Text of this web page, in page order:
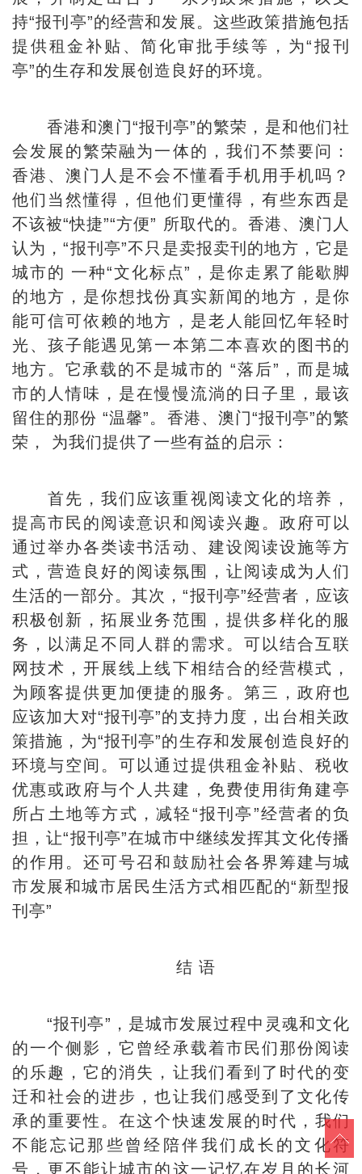
持“报刊亭”的经营和发展。这些政策措施包括
提供租金补贴、简化审批手续等，为“报刊
亭”的生存和发展创造良好的环境。
香港和澳门“报刊亭”的繁荣，是和他们社
会发展的繁荣融为一体的，我们不禁要问：
香港、澳门人是不会不懂看手机用手机吗？
他们当然懂得，但他们更懂得，有些东西是
不该被“快捷”“方便” 所取代的。香港、澳门人
认为，“报刊亭”不只是卖报卖刊的地方，它是
城市的 一种“文化标点”，是你走累了能歇脚
的地方，是你想找份真实新闻的地方，是你
能可信可依赖的地方，是老人能回忆年轻时
光、孩子能遇见第一本第二本喜欢的图书的
地方。它承载的不是城市的 “落后”，而是城
市的人情味，是在慢慢流淌的日子里，最该
留住的那份 “温馨”。香港、澳门“报刊亭”的繁
荣， 为我们提供了一些有益的启示：
首先，我们应该重视阅读文化的培养，
提高市民的阅读意识和阅读兴趣。政府可以
通过举办各类读书活动、建设阅读设施等方
式，营造良好的阅读氛围，让阅读成为人们
生活的一部分。其次，“报刊亭”经营者，应该
积极创新，拓展业务范围，提供多样化的服
务，以满足不同人群的需求。可以结合互联
网技术，开展线上线下相结合的经营模式，
为顾客提供更加便捷的服务。第三，政府也
应该加大对“报刊亭”的支持力度，出台相关政
策措施，为“报刊亭”的生存和发展创造良好的
环境与空间。可以通过提供租金补贴、税收
优惠或政府与个人共建，免费使用街角建亭
所占土地等方式，减轻“报刊亭”经营者的负
担，让“报刊亭”在城市中继续发挥其文化传播
的作用。还可号召和鼓励社会各界筹建与城
市发展和城市居民生活方式相匹配的“新型报
刊亭”
结 语
“报刊亭”，是城市发展过程中灵魂和文化
的一个侧影，它曾经承载着市民们那份阅读
的乐趣，它的消失，让我们看到了时代的变
迁和社会的进步，也让我们感受到了文化传
承的重要性。在这个快速发展的时代，我们
不能忘记那些曾经陪伴我们成长的文化符
号，更不能让城市的这一记忆在岁月的长河